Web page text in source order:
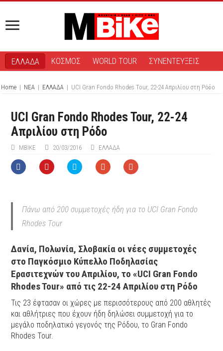
ΕΛΛΑΔΑ ΚΟΣΜΟΣ WORLD TOUR ΣΥΝΕΝΤΕΥΞΕΙΣ
Home | ΝΕΑ | ΕΛΛΑΔΑ | UCI Gran Fondo Rhodes Tour, 22-24 Απριλίου στη Ρόδο
UCI Gran Fondo Rhodes Tour, 22-24
Απριλίου στη Ρόδο
MBIKE 20/03/2016 ΕΛΛΑΔΑ
Πάνω από 200 συμμετοχές ήδη για το UCI Gran Fondo
Rhodes Tour
Δανία, Πολωνία, Σλοβακία οι νέες συμμετοχές
στο Παγκόσμιο Κύπελλο Ποδηλασίας
Ερασιτεχνών του Απριλίου, το «UCI Gran Fondo
Rhodes Tour» από τις 22-24 Απριλίου στη Ρόδο
Τις 23 έφτασαν οι χώρες με περισσότερους από 200 αθλητές
και αθλήτριες που έχουν ήδη δηλώσει συμμετοχή για το
μεγάλο ποδηλατικό γεγονός της Ρόδου, το Gran Fondo
Rhodes Tour.